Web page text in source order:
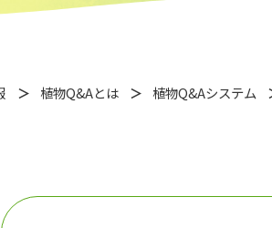
植物Q&Aとは 植物Q&Aシステム